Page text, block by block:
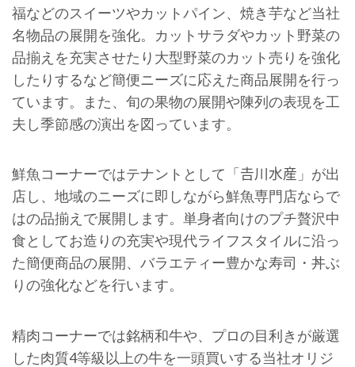
福などのスイーツやカットパイン、焼き芋など当社
名物品の展開を強化。カットサラダやカット野菜の
品揃えを充実させたり大型野菜のカット売りを強化
したりするなど簡便ニーズに応えた商品展開を行っ
ています。また、旬の果物の展開や陳列の表現を工
夫し季節感の演出を図っています。
鮮魚コーナーではテナントとして「𠮷川水産」が出
店し、地域のニーズに即しながら鮮魚専門店ならで
はの品揃えで展開します。単身者向けのプチ贅沢中
食としてお造りの充実や現代ライフスタイルに沿っ
た簡便商品の展開、バラエティー豊かな寿司・丼ぶ
りの強化などを行います。
精肉コーナーでは銘柄和牛や、プロの目利きが厳選
した肉質4等級以上の牛を一頭買いする当社オリジ